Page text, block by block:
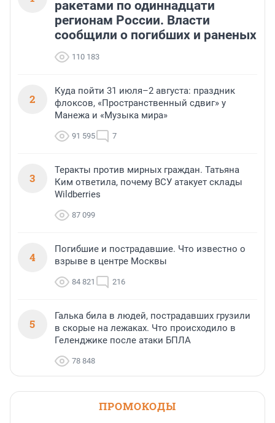
ракетами по одиннадцати
регионам России. Власти
сообщили о погибших и раненых
110 183
2
Куда пойти 31 июля–2 августа: праздник
флоксов, «Пространственный сдвиг» у
Манежа и «Музыка мира»
91 595 7
3
Теракты против мирных граждан. Татьяна
Ким ответила, почему ВСУ атакует склады
Wildberries
87 099
4
Погибшие и пострадавшие. Что известно о
взрыве в центре Москвы
84 821 216
5
Галька била в людей, пострадавших грузили
в скорые на лежаках. Что происходило в
Геленджике после атаки БПЛА
78 848
ПРОМОКОДЫ